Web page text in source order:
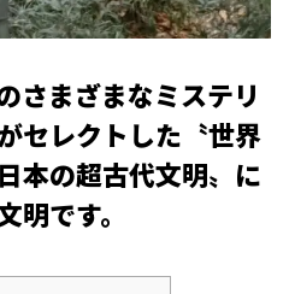
さまざまなミステリ
セレクトした〝世界
本の超古代文明〟に
です。